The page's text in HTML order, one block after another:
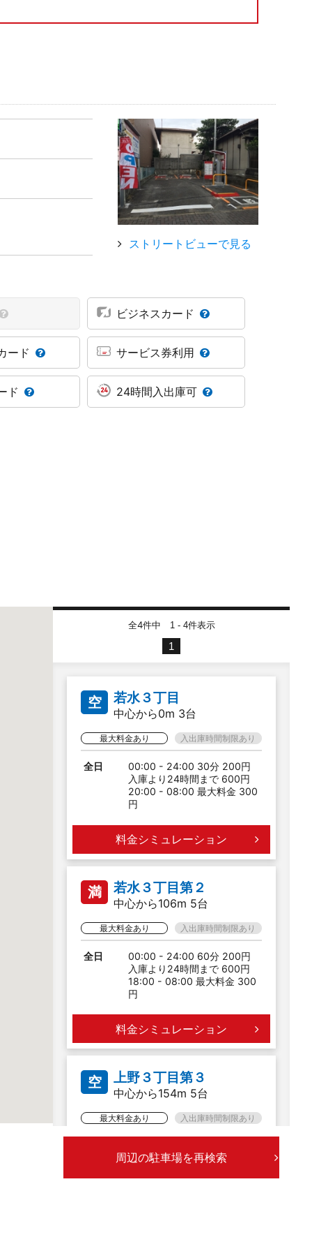
ストリートビューで見る
ビジネスカード
ード サービス券利用
ド 24時間入出庫可
全4件中 1 - 4件表示
1
空 若水３丁目
中心から0m 3台
最大料金あり 入出庫時間制限あり
全日
00:00 - 24:00 30分 200円
入庫より24時間まで 600円
20:00 - 08:00 最大料金 300
円
料金シミュレーション
満 若水３丁目第２
中心から106m 5台
最大料金あり 入出庫時間制限あり
全日
00:00 - 24:00 60分 200円
入庫より24時間まで 600円
18:00 - 08:00 最大料金 300
円
料金シミュレーション
空 上野３丁目第３
中心から154m 5台
最大料金あり 入出庫時間制限あり
入庫より24時間まで 800円
周辺の駐車場を再検索